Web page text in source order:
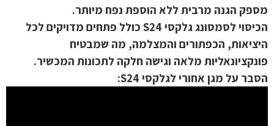
מספק הגנה מרבית ללא הוספת נפח מיותר.
הכיסוי לסמסונג גלקסי S24 כולל פתחים מדויקים לכל
היציאות, הכפתורים והמצלמה, מה שמבטיח
פונקציונאליות מלאה וגישה חלקה לתכונות המכשיר.
הסבר על מגן אחורי לגלקסי S24: